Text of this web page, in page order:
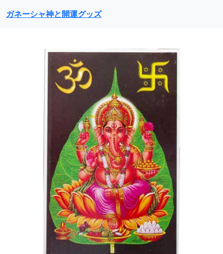
ガネーシャ神と開運グッズ
前に戻る